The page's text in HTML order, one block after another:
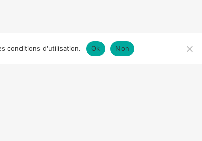
conditions d'utilisation. Ok Non